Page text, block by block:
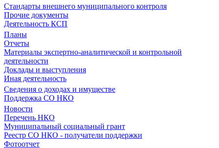
Стандарты внешнего муниципального контроля
Прочие документы
Деятельность КСП
Планы
Отчеты
Материалы экспертно-аналитической и контрольной
деятельности
Доклады и выступления
Иная деятельность
Сведения о доходах и имуществе
Поддержка СО НКО
Новости
Перечень НКО
Муниципальный социальный грант
Реестр СО НКО - получатели поддержки
Фотоотчет